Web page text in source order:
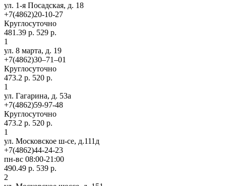
ул. 1-я Посадская, д. 18
+7(4862)20-10-27
Круглосуточно
481.39 р. 529 р.
1
ул. 8 марта, д. 19
+7(4862)30‒71‒01
Круглосуточно
473.2 р. 520 р.
1
ул. Гагарина, д. 53а
+7(4862)59-97-48
Круглосуточно
473.2 р. 520 р.
1
ул. Московское ш-се, д.111д
+7(4862)44-24-23
пн-вс 08:00-21:00
490.49 р. 539 р.
2